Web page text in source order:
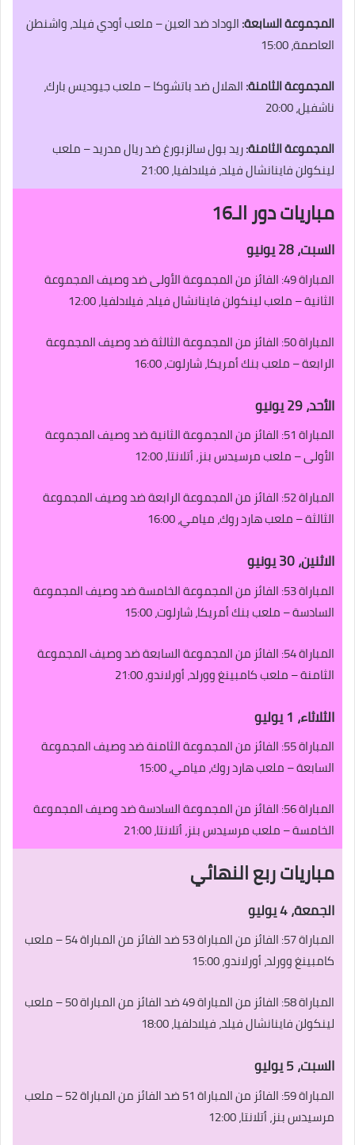
المجموعة السابعة:الوداد ضد العين – ملعب أودي فيلد، واشنطن
العاصمة، 15:00
المجموعة الثامنة:الهلال ضد باتشوكا – ملعب جيوديس بارك،
ناشفيل، 20:00
المجموعة الثامنة:ريد بول سالزبورغ ضد ريال مدريد – ملعب
لينكولن فاينانشال فيلد، فيلادلفيا، 21:00
مباريات دور الـ16
السبت، 28 يونيو
المباراة 49: الفائز من المجموعة الأولى ضد وصيف المجموعة
الثانية – ملعب لينكولن فاينانشال فيلد، فيلادلفيا، 12:00
المباراة 50: الفائز من المجموعة الثالثة ضد وصيف المجموعة
الرابعة – ملعب بنك أمريكا، شارلوت، 16:00
الأحد، 29 يونيو
المباراة 51: الفائز من المجموعة الثانية ضد وصيف المجموعة
الأولى – ملعب مرسيدس بنز، أتلانتا، 12:00
المباراة 52: الفائز من المجموعة الرابعة ضد وصيف المجموعة
الثالثة – ملعب هارد روك، ميامي، 16:00
الاثنين، 30 يونيو
المباراة 53: الفائز من المجموعة الخامسة ضد وصيف المجموعة
السادسة – ملعب بنك أمريكا، شارلوت، 15:00
المباراة 54: الفائز من المجموعة السابعة ضد وصيف المجموعة
الثامنة – ملعب كامبينغ وورلد، أورلاندو، 21:00
الثلاثاء، 1 يوليو
المباراة 55: الفائز من المجموعة الثامنة ضد وصيف المجموعة
السابعة – ملعب هارد روك، ميامي، 15:00
المباراة 56: الفائز من المجموعة السادسة ضد وصيف المجموعة
الخامسة – ملعب مرسيدس بنز، أتلانتا، 21:00
مباريات ربع النهائي
الجمعة، 4 يوليو
المباراة 57: الفائز من المباراة 53 ضد الفائز من المباراة 54 – ملعب
كامبينغ وورلد، أورلاندو، 15:00
المباراة 58: الفائز من المباراة 49 ضد الفائز من المباراة 50 – ملعب
لينكولن فاينانشال فيلد، فيلادلفيا، 18:00
السبت، 5 يوليو
المباراة 59: الفائز من المباراة 51 ضد الفائز من المباراة 52 – ملعب
مرسيدس بنز، أتلانتا، 12:00